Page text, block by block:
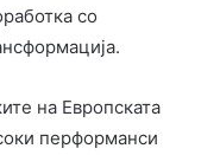
со
на Европската
перформанси